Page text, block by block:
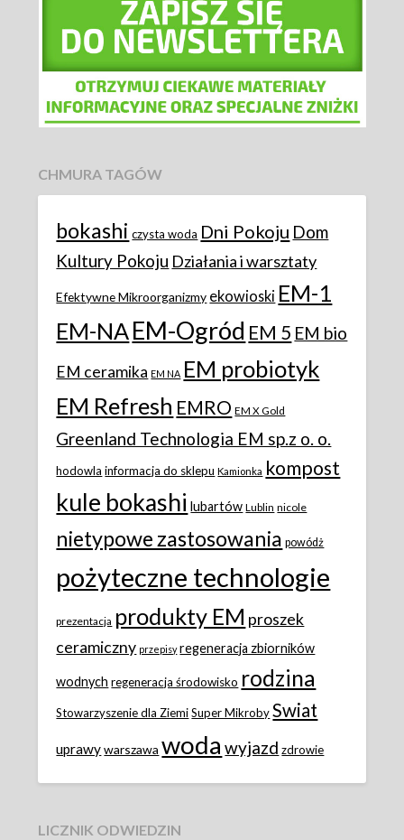
CHMURA TAGÓW
bokashi czysta woda Dni Pokoju Dom
Kultury Pokoju Działania i warsztaty
Efektywne Mikroorganizmy ekowioski EM-1
EM-NAEM-Ogród EM 5 EM bio
EM ceramika EM NA EM probiotyk
EM Refresh EMRO EM X Gold
Greenland Technologia EM sp.z o. o.
hodowla informacja do sklepu Kamionka kompost
kule bokashi lubartów Lublin nicole
nietypowe zastosowania powódż
pożyteczne technologie
prezentacja produkty EM proszek
ceramiczny przepisy regeneracja zbiorników
wodnych regeneracja środowisko rodzina
Stowarzyszenie dla Ziemi Super Mikroby Swiat
uprawy warszawa woda wyjazd zdrowie
LICZNIK ODWIEDZIN